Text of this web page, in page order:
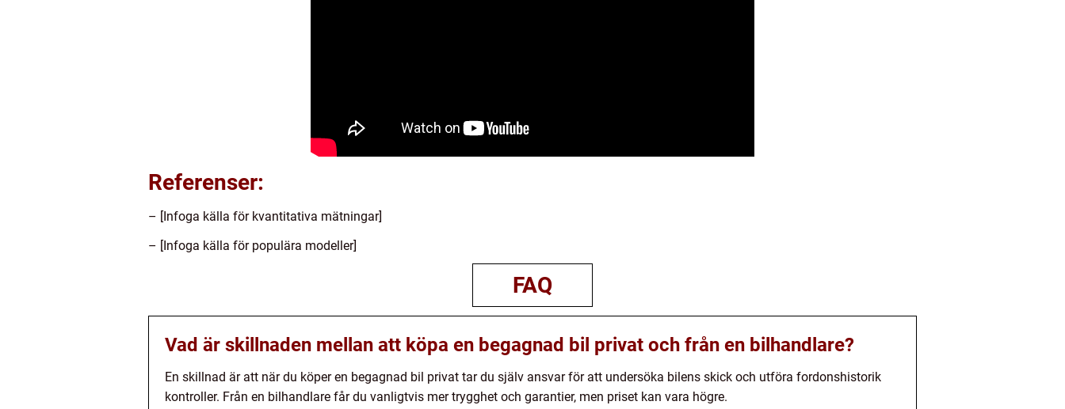
Referenser:
– [Infoga källa för kvantitativa mätningar]
– [Infoga källa för populära modeller]
FAQ
Vad är skillnaden mellan att köpa en begagnad bil privat och från en bilhandlare?
En skillnad är att när du köper en begagnad bil privat tar du själv ansvar för att undersöka bilens skick och utföra fordonshistorik
kontroller. Från en bilhandlare får du vanligtvis mer trygghet och garantier, men priset kan vara högre.